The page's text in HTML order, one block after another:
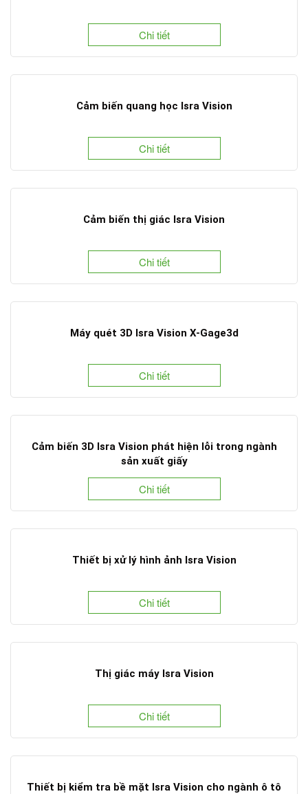
Chi tiết
Cảm biến quang học Isra Vision
Chi tiết
Cảm biến thị giác Isra Vision
Chi tiết
Máy quét 3D Isra Vision X-Gage3d
Chi tiết
Cảm biến 3D Isra Vision phát hiện lỗi trong ngành
sản xuất giấy
Chi tiết
Thiết bị xử lý hình ảnh Isra Vision
Chi tiết
Thị giác máy Isra Vision
Chi tiết
Thiết bị kiểm tra bề mặt Isra Vision cho ngành ô tô